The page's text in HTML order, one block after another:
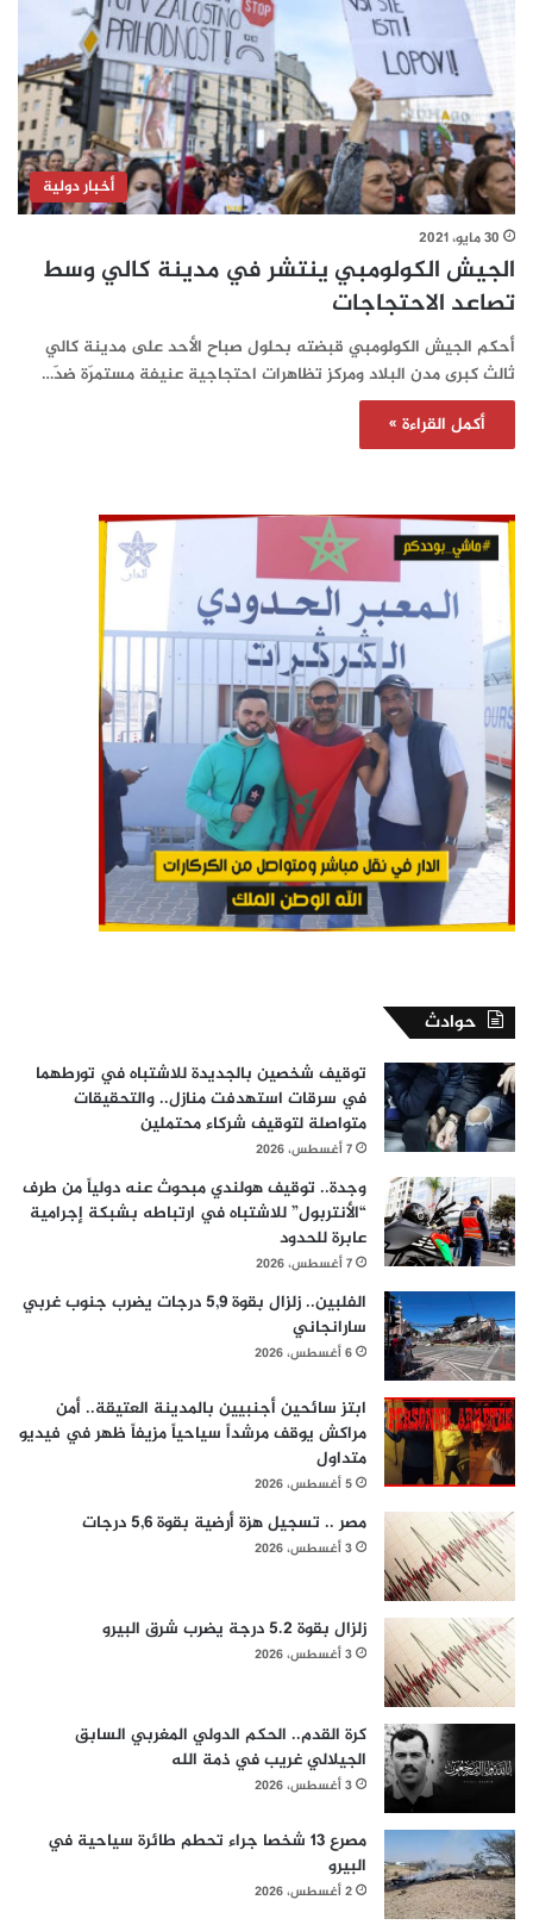
أخبار دولية
30 مايو، 2021
الجيش الكولومبي ينتشر في مدينة كالي وسط
تصاعد الاحتجاجات
أحكم الجيش الكولومبي قبضته بحلول صباح الأحد على مدينة كالي
ثالث كبرى مدن البلاد ومركز تظاهرات احتجاجية عنيفة مستمرّة ضدّ…
أكمل القراءة »
حوادث
توقيف شخصين بالجديدة للاشتباه في تورطهما
في سرقات استهدفت منازل.. والتحقيقات
متواصلة لتوقيف شركاء محتملين
7 أغسطس، 2026
وجدة.. توقيف هولندي مبحوث عنه دولياً من طرف
“الأنتربول” للاشتباه في ارتباطه بشبكة إجرامية
عابرة للحدود
7 أغسطس، 2026
الفلبين.. زلزال بقوة 5,9 درجات يضرب جنوب غربي
سارانجاني
6 أغسطس، 2026
ابتز سائحين أجنبيين بالمدينة العتيقة.. أمن
مراكش يوقف مرشداً سياحياً مزيفاً ظهر في فيديو
متداول
5 أغسطس، 2026
مصر .. تسجيل هزة أرضية بقوة 5,6 درجات
3 أغسطس، 2026
زلزال بقوة 5.2 درجة يضرب شرق البيرو
3 أغسطس، 2026
كرة القدم.. الحكم الدولي المغربي السابق
الجيلالي غريب في ذمة الله
3 أغسطس، 2026
مصرع 13 شخصا جراء تحطم طائرة سياحية في
البيرو
2 أغسطس، 2026